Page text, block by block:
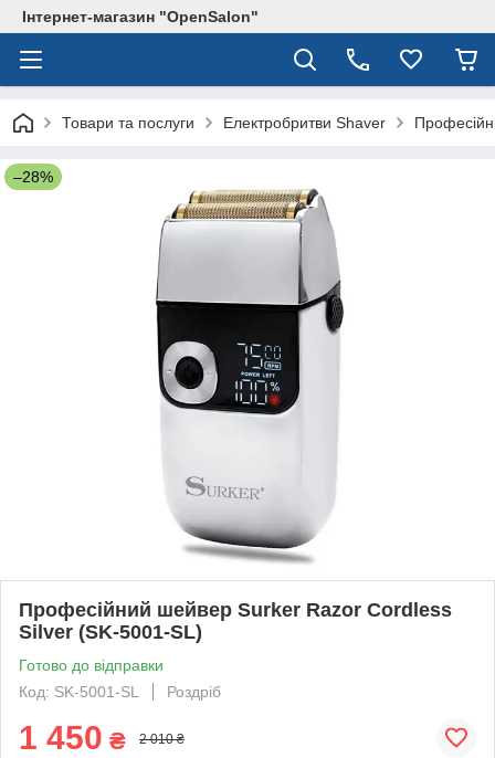
Інтернет-магазин "OpenSalon"
Товари та послуги Електробритви Shaver
–28%
Професійний шейвер Surker Razor Cordless
Silver (SK-5001-SL)
Готово до відправки
Код: SK-5001-SL
Роздріб
1 450 ₴ 2 010 ₴